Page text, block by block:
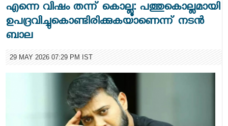
എന്നെ വിഷം തന്ന് കൊല്ലൂ: പത്തുകൊല്ലമായി
ഉപദ്രവിച്ചുകൊണ്ടിരിക്കുകയാണെന്ന് നടന്‍
ബാല
29 MAY 2026 07:29 PM IST